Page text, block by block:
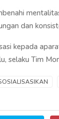
dan
kepada
selaku Tim